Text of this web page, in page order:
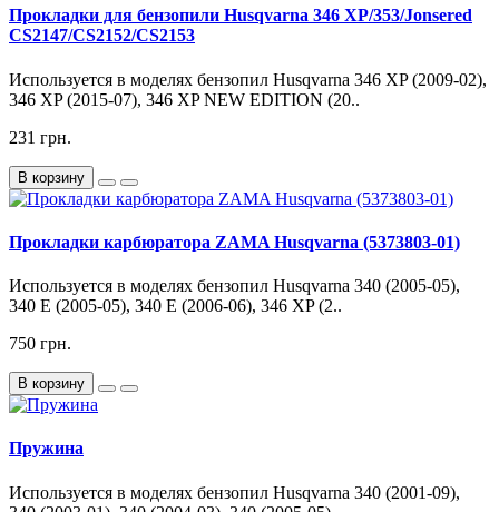
Прокладки для бензопили Husqvarna 346 XP/353/Jonsered
CS2147/CS2152/CS2153
Используется в моделях бензопил Husqvarna 346 XP (2009-02),
346 XP (2015-07), 346 XP NEW EDITION (20..
231 грн.
В корзину
Прокладки карбюратора ZAMA Husqvarna (5373803-01)
Используется в моделях бензопил Husqvarna 340 (2005-05),
340 E (2005-05), 340 E (2006-06), 346 XP (2..
750 грн.
В корзину
Пружина
Используется в моделях бензопил Husqvarna 340 (2001-09),